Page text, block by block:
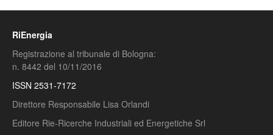
RiEnergia
Registrazione al tribunale di Bologna:
n. 8442 del 10/11/2016
ISSN 2531-7172
Direttore Responsabile Lisa Orlandi
Editore Rie-Ricerche Industriali ed Energetiche Srl